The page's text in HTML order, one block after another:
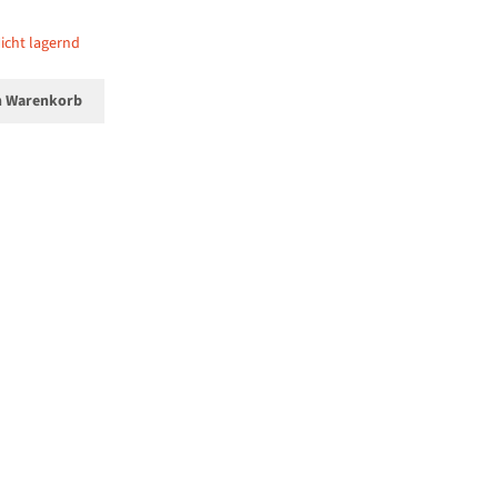
lagernd
Warenkorb